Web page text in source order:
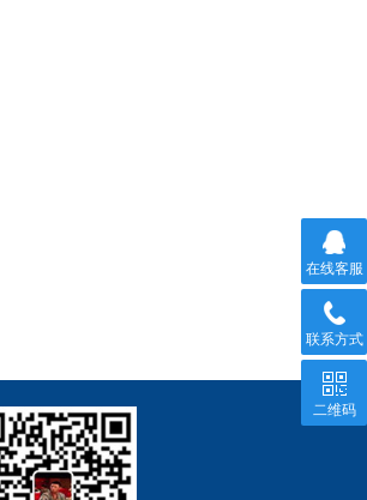
在线客服
联系方式
二维码